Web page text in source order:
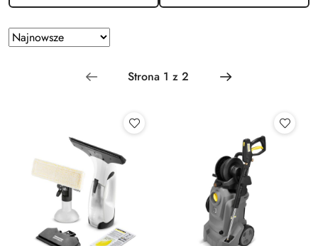
Zastosowano
sortowanie:
Sortuj
według